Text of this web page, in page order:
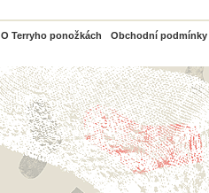
O Terryho ponožkách Obchodní podmínky
PayPal